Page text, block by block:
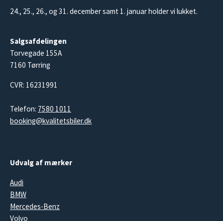
24., 25., 26., og 31. december samt 1. januar holder vi lukket.
Salgsafdelingen
Torvegade 155A
7160 Tørring
CVR: 16231991
Telefon: 7580 1011
booking@kvalitetsbiler.dk
Udvalg af mærker
Audi
BMW
Mercedes-Benz
Volvo